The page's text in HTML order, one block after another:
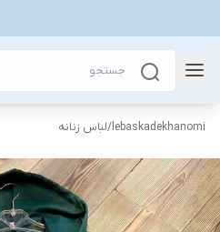
lebaskadekhanomi
/لباس زنانه